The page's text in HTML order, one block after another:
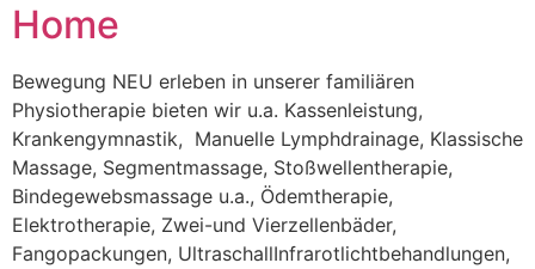
Home
Bewegung NEU erleben in unserer familiären
Physiotherapie bieten wir u.a. Kassenleistung,
Krankengymnastik, Manuelle Lymphdrainage, Klassische
Massage, Segmentmassage, Stoßwellentherapie,
Bindegewebsmassage u.a., Ödemtherapie,
Elektrotherapie, Zwei-und Vierzellenbäder,
Fangopackungen, UltraschallInfrarotlichtbehandlungen,